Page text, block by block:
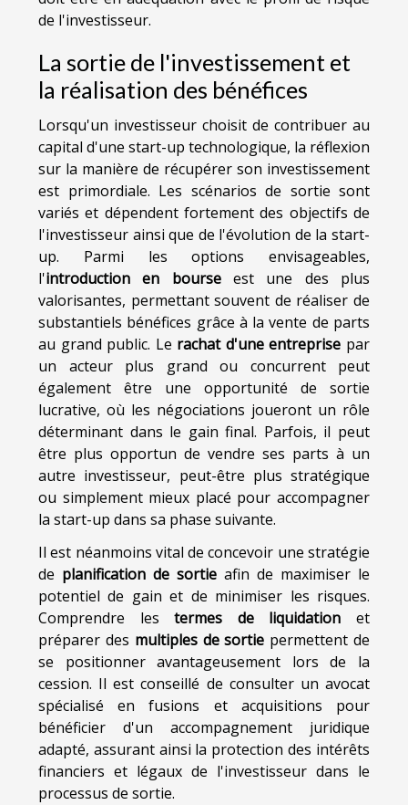
de l'investisseur.
La sortie de l'investissement et
la réalisation des bénéfices
Lorsqu'un investisseur choisit de contribuer au
capital d'une start-up technologique, la réflexion
sur la manière de récupérer son investissement
est primordiale. Les scénarios de sortie sont
variés et dépendent fortement des objectifs de
l'investisseur ainsi que de l'évolution de la start-
up. Parmi les options envisageables,
l'introduction en bourseest une des plus
valorisantes, permettant souvent de réaliser de
substantiels bénéfices grâce à la vente de parts
au grand public. Le rachat d'une entreprise par
un acteur plus grand ou concurrent peut
également être une opportunité de sortie
lucrative, où les négociations joueront un rôle
déterminant dans le gain final. Parfois, il peut
être plus opportun de vendre ses parts à un
autre investisseur, peut-être plus stratégique
ou simplement mieux placé pour accompagner
la start-up dans sa phase suivante.
Il est néanmoins vital de concevoir une stratégie
de planification de sortie afin de maximiser le
potentiel de gain et de minimiser les risques.
Comprendre lestermes de liquidation et
préparer des multiples de sortie permettent de
se positionner avantageusement lors de la
cession. Il est conseillé de consulter un avocat
spécialisé en fusions et acquisitions pour
bénéficier d'un accompagnement juridique
adapté, assurant ainsi la protection des intérêts
financiers et légaux de l'investisseur dans le
processus de sortie.